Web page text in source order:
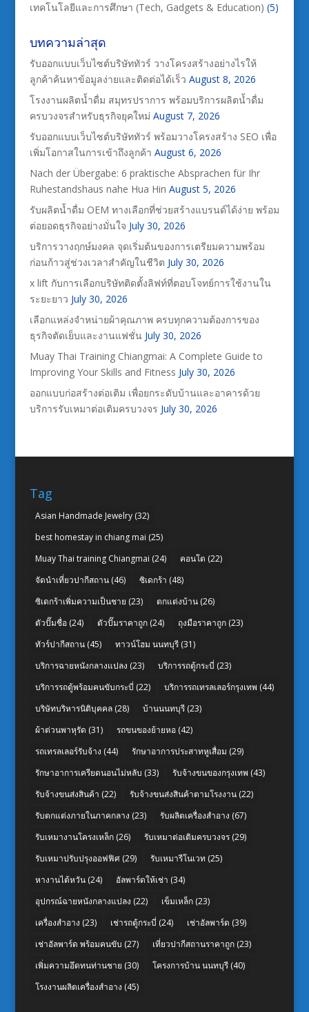
เทคโนโลยีและการศึกษา (Tech, Gadgets & Education) (5)
บทความล่าสุด
รับออกแบบเว็บไซต์บริษัททัวร์ วางโครงสร้างอย่างไรให้
ลูกค้าค้นหาข้อมูลง่ายและติดต่อได้เร็ว August 8, 2026
โรงงานผลิตน้ำดื่ม สมุทรปราการ พร้อมบริการผลิตน้ำดื่ม
ครบวงจรสำหรับธุรกิจยุคใหม่ August 7, 2026
รับออกแบบเว็บไซต์บริษัททัวร์ พร้อมวางโครงสร้าง SEO เพื่อ
เพิ่มโอกาสในการเข้าถึงลูกค้า August 6, 2026
Nach der Übergabe: 6 praktische Absprachen für Ihr
Ruhestandshaus nahe Hua Hin August 5, 2026
รับผลิตน้ำดื่ม OEM ทางเลือกที่ช่วยสร้างแบรนด์ได้ง่าย พร้อม
ต่อยอดธุรกิจอย่างมั่นใจ July 30, 2026
บริการวางฤกษ์มงคล จุดเริ่มต้นของการเตรียมความพร้อม
ก่อนก้าวสู่ช่วงเวลาสำคัญในชีวิต July 30, 2026
x lift กับการเลือกบริษัทติดตั้งลิฟท์ที่ตอบโจทย์การใช้งานใน
ระยะยาว July 30, 2026
เลือกแหล่งจำหน่ายผ้าคุณภาพ ครบทุกความต้องการของ
ธุรกิจตัดเย็บและงานแฟชั่น July 30, 2026
Muay Thai Training Chiangmai: A Complete Guide to
Improving Your Skills and Fitness July 30, 2026
ออกแบบก่อสร้างต่อเติม เพื่อยกระดับบ้านและอาคารด้วย
บริการรับเหมาต่อเติมครบวงจร July 30, 2026
Tag
Asian Handmade Jewelry(32)
best homestay in chiang mai (25)
Muay Thai training Chiangmai (24) คอนโด (22)
จัดนำเที่ยวปากีสถาน(46) ซิเดกร้า (48)
ซิเดกร้าเพิ่มความเป็นชาย (23) ตกแต่งบ้าน(26)
ตัวปั๊มชื่อ(24) ตัวปั๊มราคาถูก(24) ถุงมือราคาถูก(23)
ทัวร์ปากีสถาน(45) ทาวน์โฮม นนทบุรี(31)
บริการฉายหนังกลางแปลง (23) บริการรถตู้กระบี่ (23)
บริการรถตู้พร้อมคนขับกระบี่ (22) บริการรถเทรลเลอร์กรุงเทพ (44)
บริษัทบริหารนิติบุคคล(28) บ้านนนทบุรี(23)
ผ้าต่วนพาหุรัด (31) รถขนของย้ายหอ(42)
รถเทรลเลอร์รับจ้าง (44) รักษาอาการประสาทหูเสื่อม (29)
รักษาอาการเครียดนอนไม่หลับ (33) รับจ้างขนของกรุงเทพ (43)
รับจ้างขนส่งสินค้า (22) รับจ้างขนส่งสินค้าตามโรงงาน(22)
รับตกแต่งภายในภาคกลาง (23) รับผลิตเครื่องสำอาง (67)
รับเหมางานโครงเหล็ก(26) รับเหมาต่อเติมครบวงจร(29)
รับเหมาปรับปรุงออฟฟิศ(29) รับเหมารีโนเวท (25)
หางานไต้หวัน(24) อัลพาร์ดให้เช่า (34)
อุปกรณ์ฉายหนังกลางแปลง (22) เข็มเหล็ก(23)
เครื่องสำอาง (23) เช่ารถตู้กระบี่ (24) เช่าอัลพาร์ด (39)
เช่าอัลพาร์ด พร้อมคนขับ (27) เที่ยวปากีสถานราคาถูก(23)
เพิ่มความอึดทนท่านชาย (30) โครงการบ้าน นนทบุรี(40)
โรงงานผลิตเครื่องสำอาง (45)